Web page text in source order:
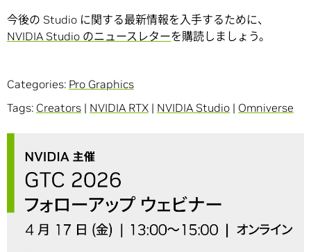
今後の Studio に関する最新情報を入手するために、
NVIDIA Studio のニュースレターを購読しましょう。
Categories: Pro Graphics
Tags: Creators | NVIDIA RTX | NVIDIA Studio | Omniverse